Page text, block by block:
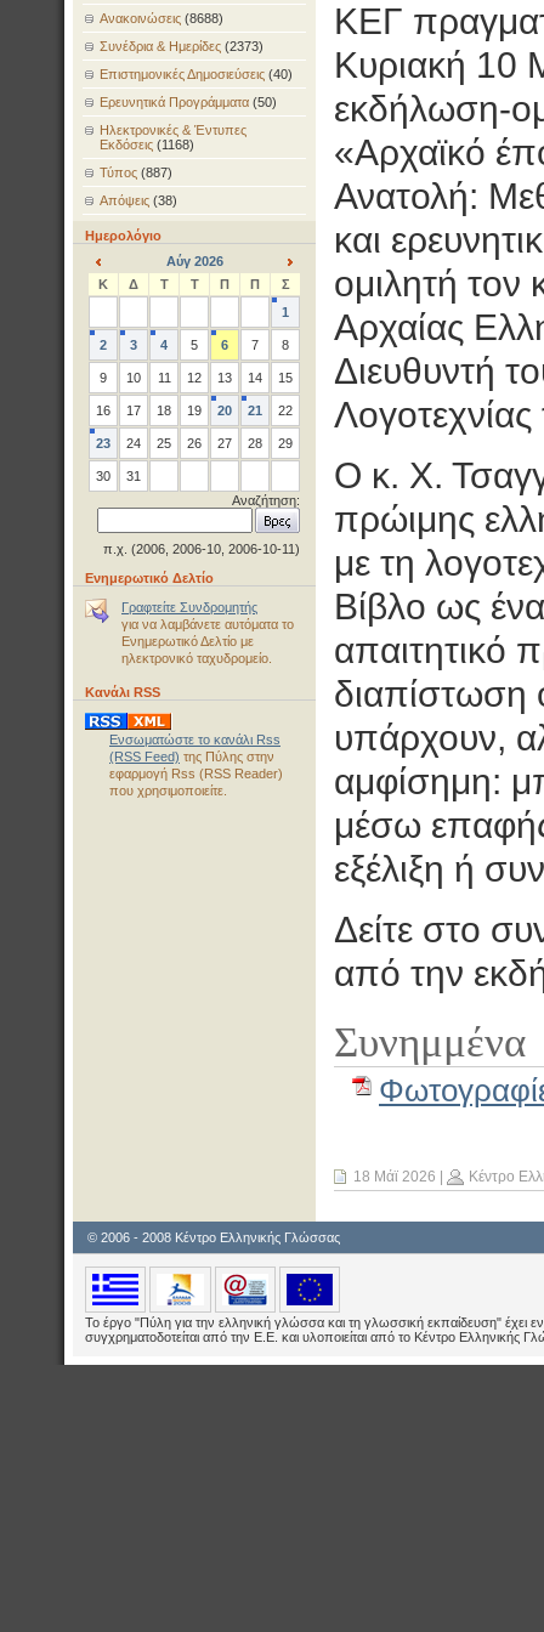
Ανακοινώσεις (8688)
Συνέδρια & Ημερίδες (2373)
Επιστημονικές Δημοσιεύσεις (40)
Ερευνητικά Προγράμματα (50)
Ηλεκτρονικές & Έντυπες
Εκδόσεις (1168)
Τύπος (887)
Απόψεις (38)
Ημερολόγιο
<
Αύγ 2026
>
Κ Δ Τ Τ Π Π
Σ
1
2 3 4 5 6 7 8
9 10 11 12 13 14 15
16 17 18 19 20 21 22
23 24 25 26 27 28 29
30
31
Αναζήτηση:
π.χ. (2006, 2006-10, 2006-10-11)
Ενημερωτικό Δελτίο
Γραφτείτε Συνδρομητής
για να λαμβάνετε αυτόματα το
Ενημερωτικό Δελτίο με
ηλεκτρονικό ταχυδρομείο.
Κανάλι RSS
Ενσωματώστε το κανάλι Rss
(RSS Feed) της Πύλης στην
εφαρμογή Rss (RSS Reader)
που χρησιμοποιείτε.
ΚΕΓ
Κυριακή 10
εκδήλωση-
«Αρχαϊκό
Ανατολή:
και
ομιλητή
Αρχαίας
Διευθυντή
Ο κ. Χ.
πρώιμης
με τη
Βίβλο ως
απαιτητικό
διαπίστωση
υπάρχουν,
αμφίσημη:
μέσω
εξέλιξη ή
Δείτε στο
από την
Συνημμένα
18 Μάϊ 2026 Κέντρο
© 2006 - 2008 Κέντρο Ελληνικής Γλώσσας
Το έργο "Πύλη για την ελληνική γλώσσα και τη γλωσσική εκπαίδευση" έχει
συγχρηματοδοτείται από την Ε.E. και υλοποιείται από το Κέντρο Ελληνικής